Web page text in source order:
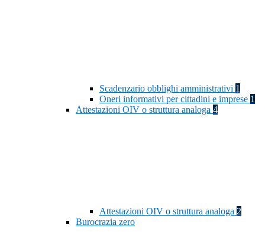
Scadenzario obblighi amministrativi 1
Oneri informativi per cittadini e imprese 1
Attestazioni OIV o struttura analoga 4
Attestazioni OIV o struttura analoga 2
Burocrazia zero